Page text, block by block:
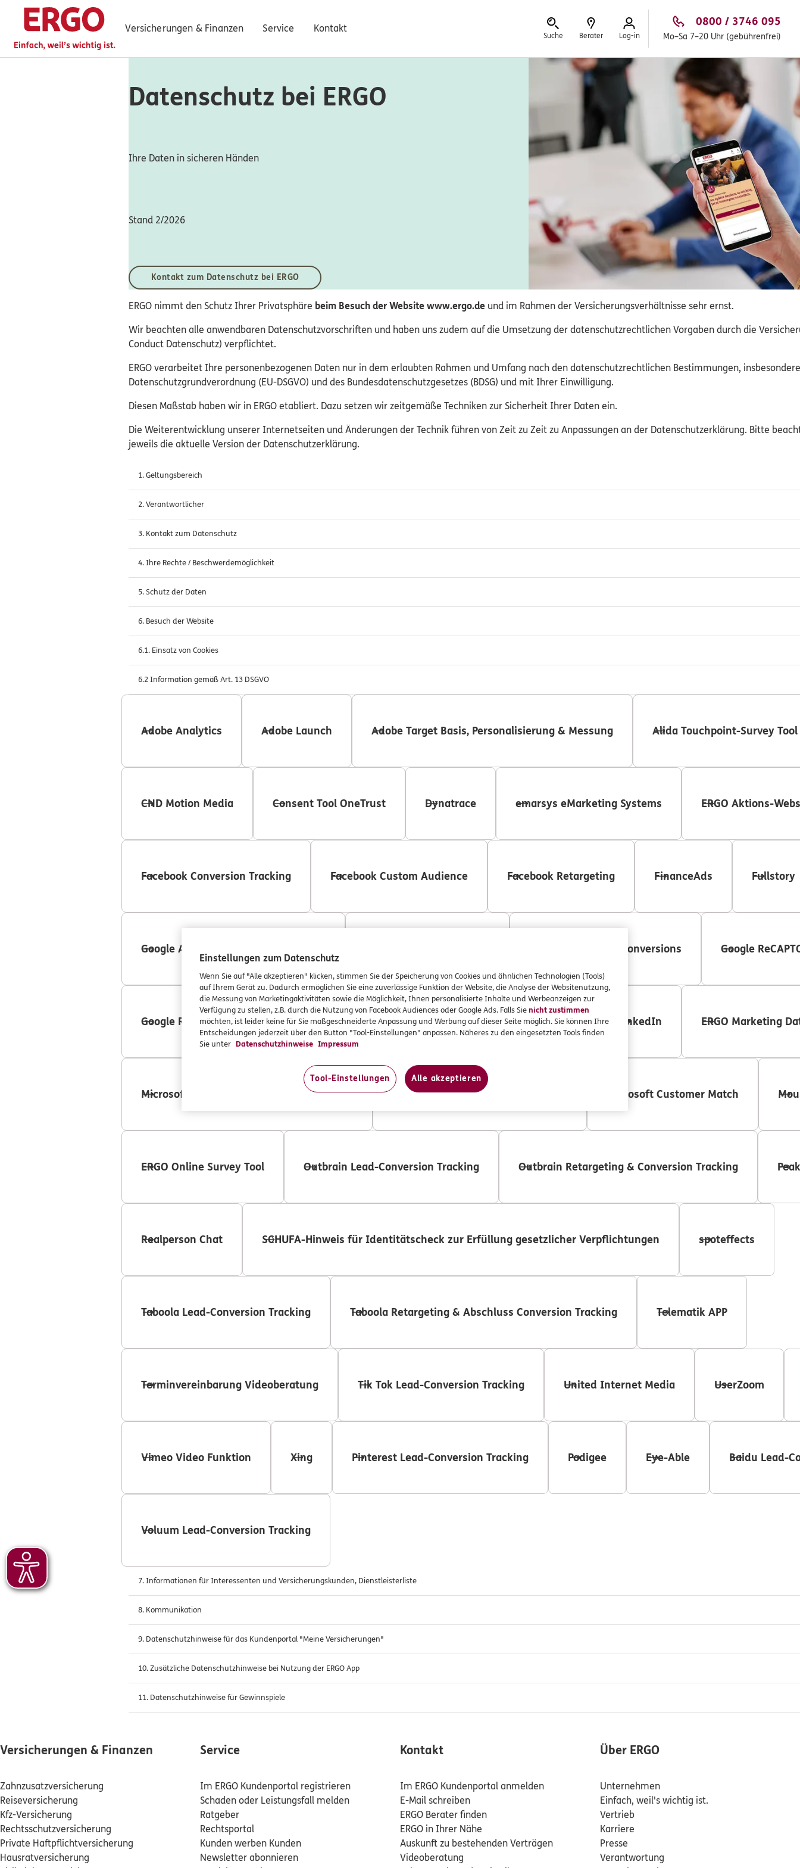
Versicherungen & Finanzen Service Kontakt
Suche Berater Log-in
0800 / 3746 095
Mo–Sa 7–20 Uhr (gebührenfrei)
ERGO Berater finden
Datenschutz bei ERGO
Ihre Daten in sicheren Händen
Stand 2/2026
Kontakt zum Datenschutz bei ERGO
ERGO nimmt den Schutz Ihrer Privatsphäre beim Besuch der Website www.ergo.de und im Rahmen der Versicherungsverhältnisse sehr ernst.
Wir beachten alle anwendbaren Datenschutzvorschriften und haben uns zudem auf die Umsetzung der datenschutzrechtlichen Vorgaben durch die
Conduct Datenschutz) verpflichtet.
ERGO verarbeitet Ihre personenbezogenen Daten nur in dem erlaubten Rahmen und Umfang nach den datenschutzrechtlichen Bestimmungen,
Datenschutzgrundverordnung (EU-DSGVO) und des Bundesdatenschutzgesetzes (BDSG) und mit Ihrer Einwilligung.
Diesen Maßstab haben wir in ERGO etabliert. Dazu setzen wir zeitgemäße Techniken zur Sicherheit Ihrer Daten ein.
Die Weiterentwicklung unserer Internetseiten und Änderungen der Technik führen von Zeit zu Zeit zu Anpassungen an der Datenschutzerklärung. Bitte
jeweils die aktuelle Version der Datenschutzerklärung.
1. Geltungsbereich
2. Verantwortlicher
3. Kontakt zum Datenschutz
4. Ihre Rechte / Beschwerdemöglichkeit
5. Schutz der Daten
6. Besuch der Website
6.1. Einsatz von Cookies
6.2 Information gemäß Art. 13 DSGVO
Adobe Analytics Adobe Launch Adobe Target Basis, Personalisierung & Messung Alida Touchpoint-Survey Tool
CND Motion Media Consent Tool OneTrust Dynatrace emarsys eMarketing Systems ERGO Aktions-
Facebook Conversion Tracking Facebook Custom Audience Facebook Retargeting FinanceAds Fullstory
Google Adwords Conversion Tracking Google erweiterte Conversions Google
Google Remarketing Google Search Ads 360 Google Maps Heyflow LinkedIn ERGO Marketing
Microsoft Advertising Conversion-Tracking Microsoft Corporation Remarketing Microsoft Customer Match
ERGO Online Survey Tool Outbrain Lead-Conversion Tracking Outbrain Retargeting & Conversion Tracking
Realperson Chat SCHUFA-Hinweis für Identitätscheck zur Erfüllung gesetzlicher Verpflichtungen spoteffects
Taboola Lead-Conversion Tracking Taboola Retargeting & Abschluss Conversion Tracking Telematik APP
Terminvereinbarung Videoberatung Tik Tok Lead-Conversion Tracking United Internet Media UserZoom
Vimeo Video Funktion Xing Pinterest Lead-Conversion Tracking Podigee Eye-Able Baidu Lead-
Voluum Lead-Conversion Tracking
7. Informationen für Interessenten und Versicherungskunden, Dienstleisterliste
8. Kommunikation
9. Datenschutzhinweise für das Kundenportal "Meine Versicherungen"
10. Zusätzliche Datenschutzhinweise bei Nutzung der ERGO App
11. Datenschutzhinweise für Gewinnspiele
Versicherungen & Finanzen
Zahnzusatzversicherung
Reiseversicherung
Kfz-Versicherung
Rechtsschutzversicherung
Private Haftpflichtversicherung
Hausratversicherung
Service
Im ERGO Kundenportal registrieren
Schaden oder Leistungsfall melden
Ratgeber
Rechtsportal
Kunden werben Kunden
Newsletter abonnieren
Kontakt
Im ERGO Kundenportal anmelden
E-Mail schreiben
ERGO Berater finden
ERGO in Ihrer Nähe
Auskunft zu bestehenden Verträgen
Videoberatung
Über ERGO
Unternehmen
Einfach, weil's wichtig ist.
Vertrieb
Karriere
Presse
Verantwortung
Einstellungen zum Datenschutz
Wenn Sie auf "Alle akzeptieren" klicken, stimmen Sie der Speicherung von Cookies und ähnlichen Technologien (Tools)
auf Ihrem Gerät zu. Dadurch ermöglichen Sie eine zuverlässige Funktion der Website, die Analyse der Websitenutzung,
die Messung von Marketingaktivitäten sowie die Möglichkeit, Ihnen personalisierte Inhalte und Werbeanzeigen zur
Verfügung zu stellen, z.B. durch die Nutzung von Facebook Audiences oder Google Ads. Falls Sienicht zustimmen
möchten, ist leider keine für Sie maßgeschneiderte Anpassung und Werbung auf dieser Seite möglich. Sie können Ihre
Entscheidungen jederzeit über den Button "Tool-Einstellungen" anpassen. Näheres zu den eingesetzten Tools finden
Sie unter Datenschutzhinweise Impressum
Tool-Einstellungen Alle akzeptieren